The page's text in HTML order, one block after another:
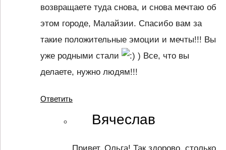
возвращаете туда снова, и снова мечтаю об
этом городе, Малайзии. Спасибо вам за
такие положительные эмоции и мечты!!! Вы
уже родными стали
) Все, что вы
делаете, нужно людям!!!
Ответить
Вячеслав